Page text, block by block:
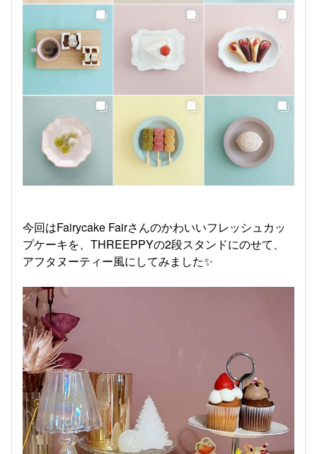
今回はFairycake Fairさんのかわいいフレッシュカッ
プケーキを、THREEPPYの2段スタンドにのせて、
アフタヌーティー風にしてみました✨